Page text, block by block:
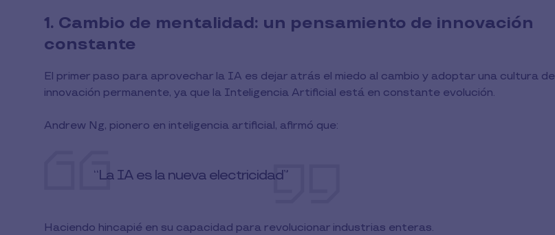
1. Cambio de mentalidad: un pensamiento de innovación
constante
El primer paso para aprovechar la IA es dejar atrás el miedo al cambio y adoptar una cultura de
innovación permanente, ya que la Inteligencia Artificial está en constante evolución.
Andrew Ng, pionero en inteligencia artificial, afirmó que:
“La IA es la nueva electricidad”
Haciendo hincapié en su capacidad para revolucionar industrias enteras.